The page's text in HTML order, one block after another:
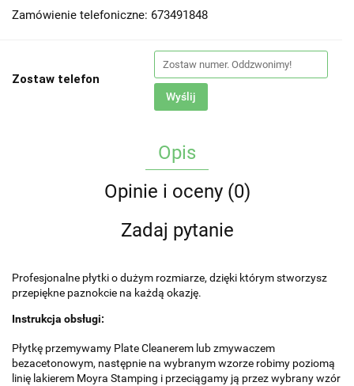
Zamówienie telefoniczne: 673491848
Zostaw telefon
Wyślij
Opis
Opinie i oceny (0)
Zadaj pytanie
Profesjonalne płytki o dużym rozmiarze, dzięki którym stworzysz
przepiękne paznokcie na każdą okazję.
Instrukcja obsługi:
Płytkę przemywamy Plate Cleanerem lub zmywaczem
bezacetonowym, następnie na wybranym wzorze robimy poziomą
linię lakierem Moyra Stamping i przeciągamy ją przez wybrany wzór